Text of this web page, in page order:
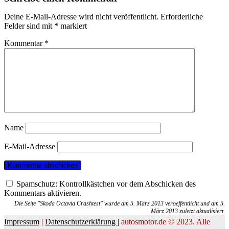
Deine E-Mail-Adresse wird nicht veröffentlicht. Erforderliche
Felder sind mit * markiert
Kommentar *
Name
E-Mail-Adresse
Spamschutz: Kontrollkästchen vor dem Abschicken des
Kommentars aktivieren.
Die Seite "Skoda Octavia Crashtest" wurde am 5. März 2013 veroeffentlicht und am 5.
März 2013 zuletzt aktualisiert.
Impressum | Datenschutzerklärung | autosmotor.de © 2023. Alle